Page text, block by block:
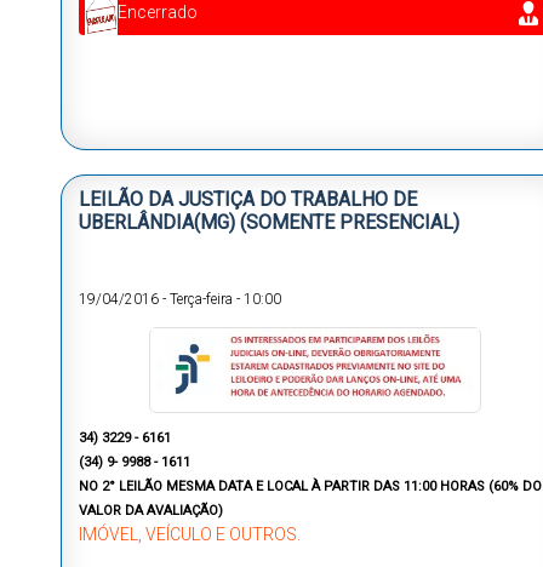
Encerrado
LEILÃO DA JUSTIÇA DO TRABALHO DE
UBERLÂNDIA(MG) (SOMENTE PRESENCIAL)
19/04/2016 - Terça-feira - 10:00
34) 3229 - 6161
(34) 9- 9988 - 1611
NO 2° LEILÃO MESMA DATA E LOCAL À PARTIR DAS 11:00 HORAS (60% DO
VALOR DA AVALIAÇÃO)
IMÓVEL, VEÍCULO E OUTROS.